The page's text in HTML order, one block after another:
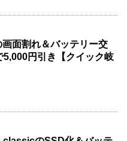
面割れ＆バッテリー交
5,000円引き【クイック岐